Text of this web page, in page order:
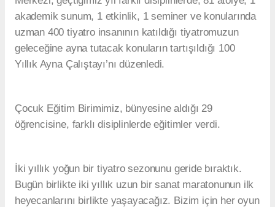
akademik sunum, 1 etkinlik, 1 seminer ve konularında
uzman 400 tiyatro insanının katıldığı tiyatromuzun
geleceğine ayna tutacak konuların tartışıldığı 100
Yıllık Ayna Çalıştayı’nı düzenledi.
Çocuk Eğitim Birimimiz, bünyesine aldığı 29
öğrencisine, farklı disiplinlerde eğitimler verdi.
İki yıllık yoğun bir tiyatro sezonunu geride bıraktık.
Bugün birlikte iki yıllık uzun bir sanat maratonunun ilk
heyecanlarını birlikte yaşayacağız. Bizim için her oyun